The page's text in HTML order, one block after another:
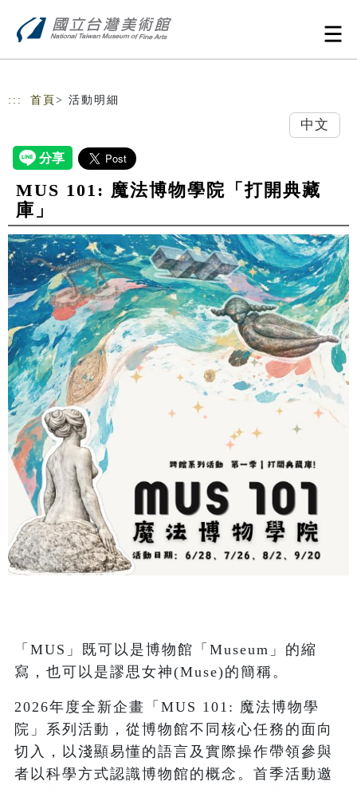
::: 首頁 > 活動明細
中文
MUS 101: 魔法博物學院「打開典藏
庫」
「MUS」既可以是博物館「Museum」的縮
寫，也可以是謬思女神(Muse)的簡稱。
2026年度全新企畫「MUS 101: 魔法博物學
院」系列活動，從博物館不同核心任務的面向
切入，以淺顯易懂的語言及實際操作帶領參與
者以科學方式認識博物館的概念。首季活動邀